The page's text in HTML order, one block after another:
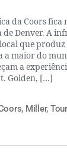
da Coors fica
Denver. A
que produz
a maior do
a
Golden, […]
, Miller,